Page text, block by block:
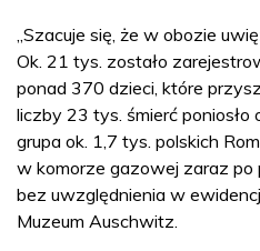
„Szacuje się, że w obozie
Ok. 21 tys. zostało
ponad 370 dzieci, które
liczby 23 tys. śmierć
grupa ok. 1,7 tys. polskich
w komorze gazowej zaraz po
bez uwzględnienia w
Muzeum Auschwitz.